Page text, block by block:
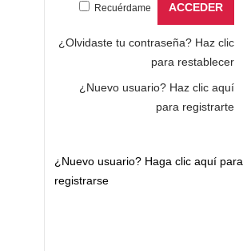
Recuérdame
¿Olvidaste tu contraseña? Haz clic
para restablecer
¿Nuevo usuario? Haz clic aquí
para registrarte
¿Nuevo usuario? Haga clic aquí para
registrarse